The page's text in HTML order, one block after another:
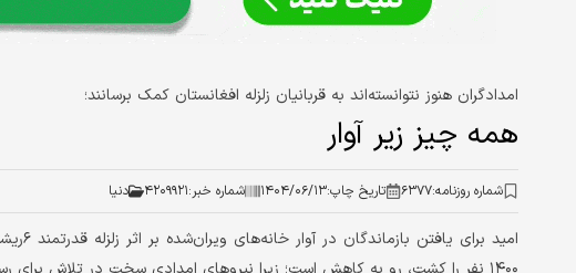
امدادگران هنوز نتوانسته‌اند به قربانیان زلزله افغانستان کمک برسانند؛
همه چیز زیر آوار
شماره روزنامه:۶۳۷۷ تاریخ چاپ:۱۴۰۴/۰۶/۱۳ شماره خبر:۴۲۰۹۹۲۱ دنیا